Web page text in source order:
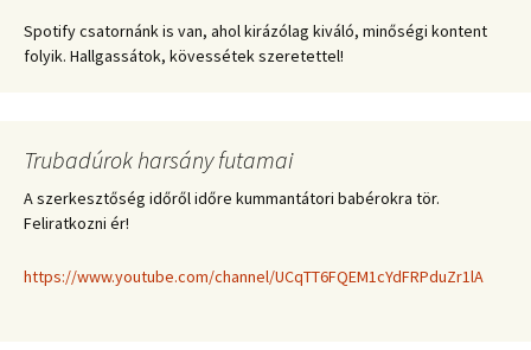
Spotify csatornánk is van, ahol kirázólag kiváló, minőségi kontent
folyik. Hallgassátok, kövessétek szeretettel!
Trubadúrok harsány futamai
A szerkesztőség időről időre kummantátori babérokra tör.
Feliratkozni ér!
https://www.youtube.com/channel/UCqTT6FQEM1cYdFRPduZr1lA